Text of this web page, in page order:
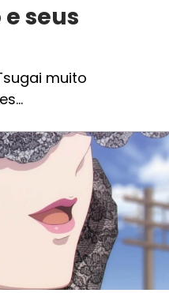
seus
muito